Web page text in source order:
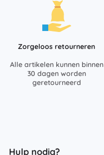
Zorgeloos retourneren
Alle artikelen kunnen binnen
30 dagen worden
geretourneerd
Hulp nodig?